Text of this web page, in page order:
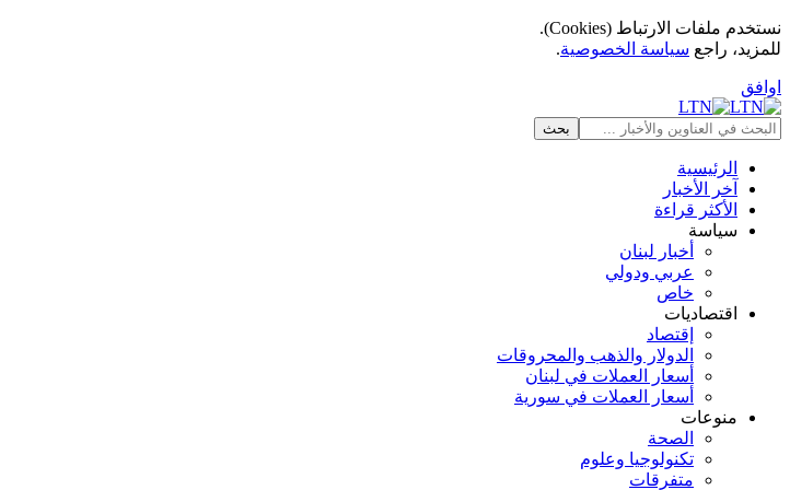
نستخدم ملفات الارتباط (Cookies).
للمزيد، راجع سياسة الخصوصية.
اوافق
الرئيسية
آخر الأخبار
الأكثر قراءة
سياسة
أخبار لبنان
عربي ودولي
خاص
اقتصاديات
إقتصاد
الدولار والذهب والمحروقات
أسعار العملات في لبنان
أسعار العملات في سورية
منوعات
الصحة
تكنولوجيا وعلوم
متفرقات